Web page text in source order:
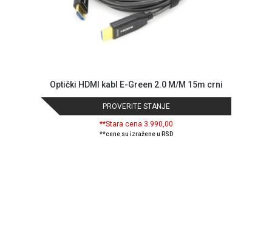
Optički HDMI kabl E-Green 2.0 M/M 15m crni
PROVERITE STANJE
**Stara cena 3.990,00
**cene su izražene u RSD